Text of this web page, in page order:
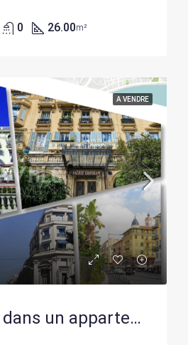
0 26.00m²
A VENDRE
Investissez dans un appartement T1 Bis à Nice dans un immeuble Belle Époque rénové